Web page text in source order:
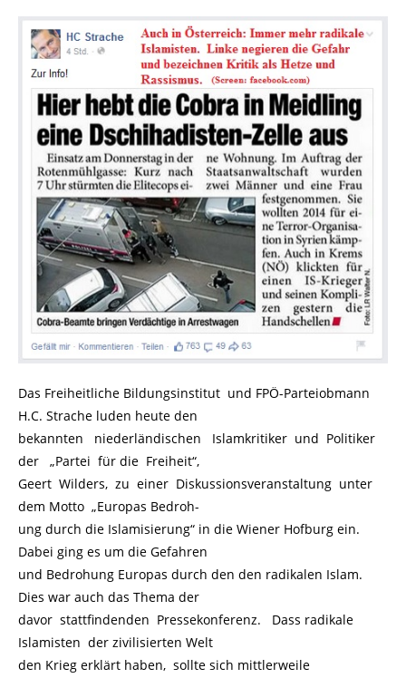
Das Freiheitliche Bildungsinstitut und FPÖ-Parteiobmann
H.C. Strache luden heute den
bekannten niederländischen Islamkritiker und Politiker
der „Partei für die Freiheit“,
Geert Wilders, zu einer Diskussionsveranstaltung unter
dem Motto „Europas Bedroh-
ung durch die Islamisierung“ in die Wiener Hofburg ein.
Dabei ging es um die Gefahren
und Bedrohung Europas durch den den radikalen Islam.
Dies war auch das Thema der
davor stattfindenden Pressekonferenz. Dass radikale
Islamisten der zivilisierten Welt
den Krieg erklärt haben, sollte sich mittlerweile